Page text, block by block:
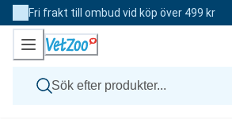
Skip
to
Content
Fri frakt till ombud vid köp över 499 kr